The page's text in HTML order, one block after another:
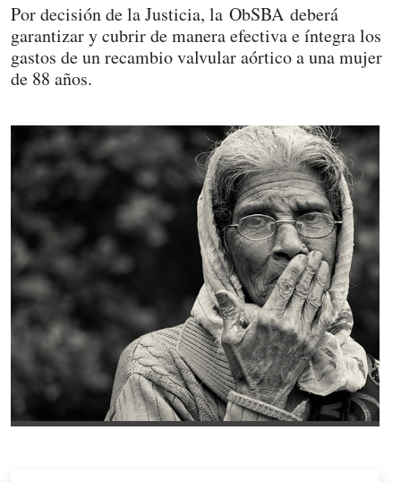
Por decisión de la Justicia, la ObSBA deberá
garantizar y cubrir de manera efectiva e íntegra los
gastos de un recambio valvular aórtico a una mujer
de 88 años.